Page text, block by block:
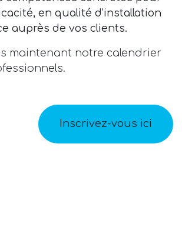
en qualité d’installation
auprès de vos clients.
maintenant notre calendrier
Inscrivez-vous ici